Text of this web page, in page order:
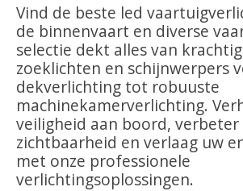
Vind de beste led
de binnenvaart en diverse
selectie dekt alles van
zoeklichten en schijnwerpers
dekverlichting tot robuuste
machinekamerverlichting.
veiligheid aan boord, verbeter
zichtbaarheid en verlaag uw
met onze professionele
verlichtingsoplossingen.